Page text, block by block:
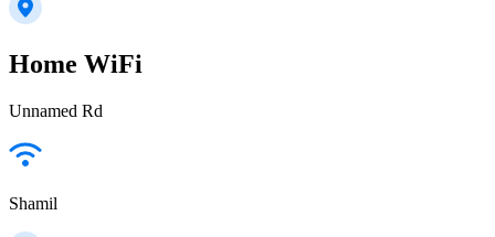
Home WiFi
Unnamed Rd
Shamil